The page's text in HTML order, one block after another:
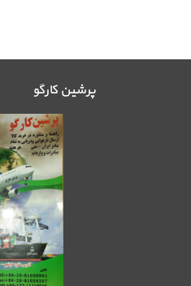
پرشین کارگو